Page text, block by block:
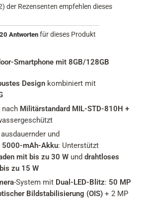
der Rezensenten empfehlen dieses
Antwortenfür dieses Produkt
Smartphone mit 8GB/128GB
Design kombiniert mit
nach Militärstandard MIL-STD-810H +
und
5000-mAh-Akku: Unterstützt
mit bis zu 30 W und drahtloses
zu 15 W
-System mit Dual-LED-Blitz: 50 MP
Bildstabilisierung (OIS) + 2 MP